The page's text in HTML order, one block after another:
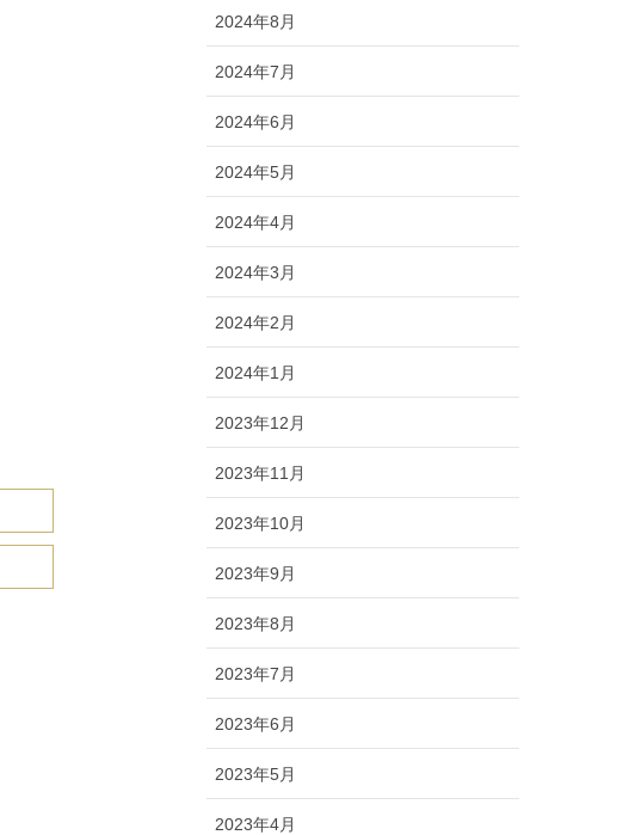
2024年8月
2024年7月
2024年6月
2024年5月
2024年4月
2024年3月
2024年2月
2024年1月
2023年12月
2023年11月
2023年10月
2023年9月
2023年8月
2023年7月
2023年6月
2023年5月
2023年4月